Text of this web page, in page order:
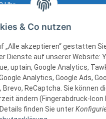
Uhr
& Co nutzen
„Alle akzeptieren“ gestatten
Dienste auf unserer Website:
uptain, Google Analytics,
Analytics, Google Ads,
Brevo, ReCaptcha. Sie können
ändern (Fingerabdruck-Icon
finden Sie unter